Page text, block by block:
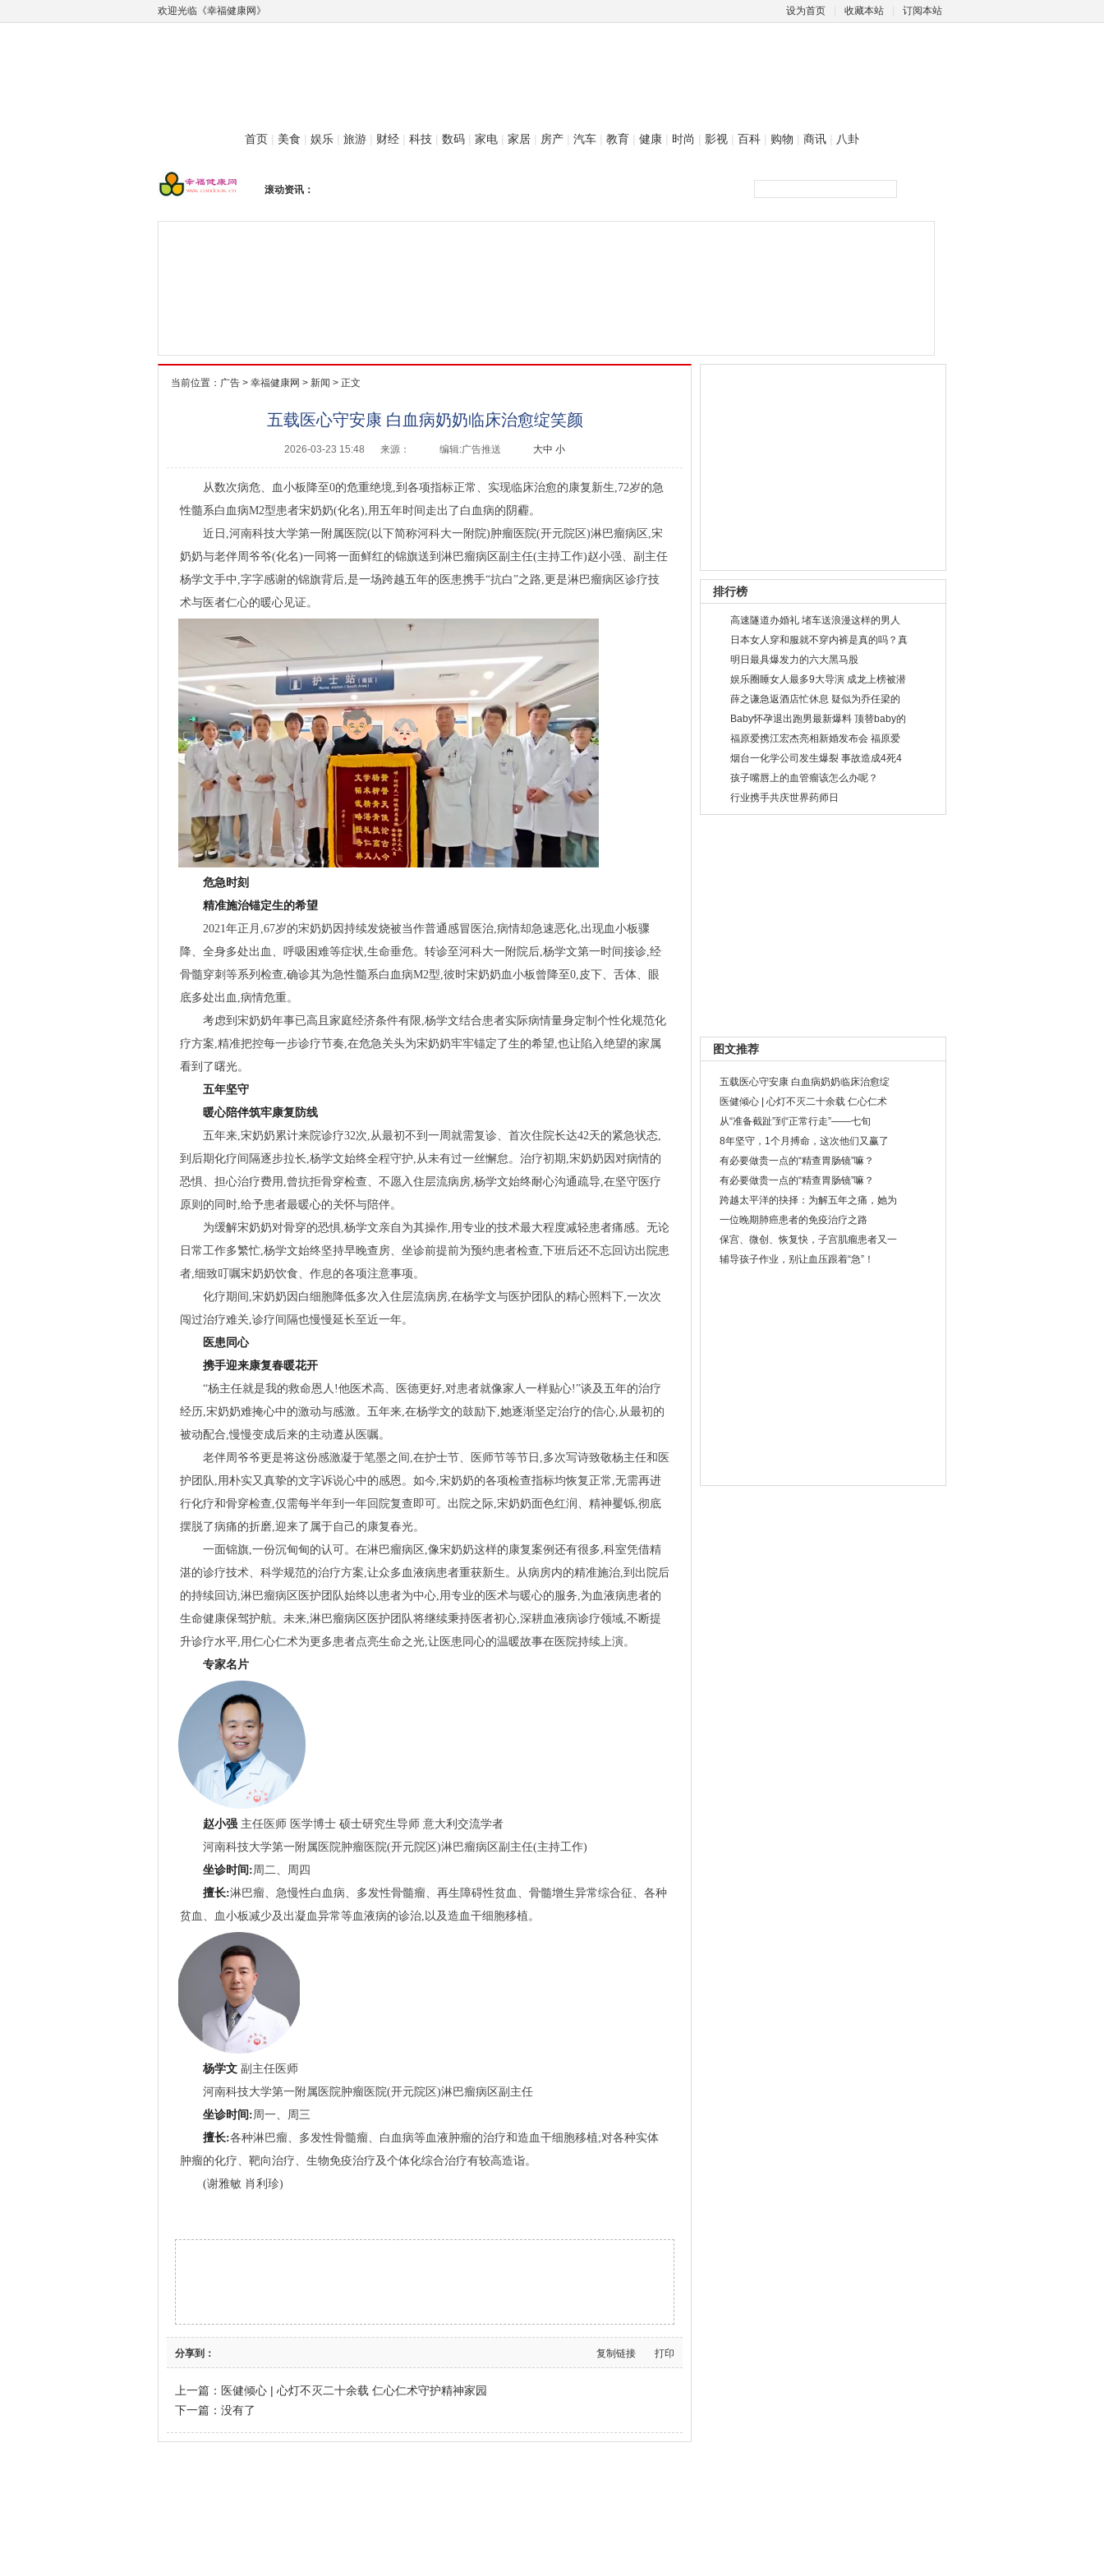
欢迎光临《幸福健康网》 设为首页 收藏本站 订阅本站
首页 | 美食 | 娱乐 | 旅游 | 财经 | 科技 | 数码 | 家电 | 家居 | 房产 | 汽车 | 教育 | 健康 | 时尚 | 影视 | 百科 | 购物 | 商讯 | 八卦
滚动资讯：
当前位置： 广告 > 幸福健康网 > 新闻 > 正文
五载医心守安康 白血病奶奶临床治愈绽笑颜
2026-03-23 15:48 来源： 编辑:广告推送 大中 小
从数次病危、血小板降至0的危重绝境,到各项指标正常、实现临床治愈的康复新生,72岁的急
性髓系白血病M2型患者宋奶奶(化名),用五年时间走出了白血病的阴霾。
近日,河南科技大学第一附属医院(以下简称河科大一附院)肿瘤医院(开元院区)淋巴瘤病区,宋
奶奶与老伴周爷爷(化名)一同将一面鲜红的锦旗送到淋巴瘤病区副主任(主持工作)赵小强、副主任
杨学文手中,字字感谢的锦旗背后,是一场跨越五年的医患携手“抗白”之路,更是淋巴瘤病区诊疗技
术与医者仁心的暖心见证。
危急时刻
精准施治锚定生的希望
2021年正月,67岁的宋奶奶因持续发烧被当作普通感冒医治,病情却急速恶化,出现血小板骤
降、全身多处出血、呼吸困难等症状,生命垂危。转诊至河科大一附院后,杨学文第一时间接诊,经
骨髓穿刺等系列检查,确诊其为急性髓系白血病M2型,彼时宋奶奶血小板曾降至0,皮下、舌体、眼
底多处出血,病情危重。
考虑到宋奶奶年事已高且家庭经济条件有限,杨学文结合患者实际病情量身定制个性化规范化
疗方案,精准把控每一步诊疗节奏,在危急关头为宋奶奶牢牢锚定了生的希望,也让陷入绝望的家属
看到了曙光。
五年坚守
暖心陪伴筑牢康复防线
五年来,宋奶奶累计来院诊疗32次,从最初不到一周就需复诊、首次住院长达42天的紧急状态,
到后期化疗间隔逐步拉长,杨学文始终全程守护,从未有过一丝懈怠。治疗初期,宋奶奶因对病情的
恐惧、担心治疗费用,曾抗拒骨穿检查、不愿入住层流病房,杨学文始终耐心沟通疏导,在坚守医疗
原则的同时,给予患者最暖心的关怀与陪伴。
为缓解宋奶奶对骨穿的恐惧,杨学文亲自为其操作,用专业的技术最大程度减轻患者痛感。无论
日常工作多繁忙,杨学文始终坚持早晚查房、坐诊前提前为预约患者检查,下班后还不忘回访出院患
者,细致叮嘱宋奶奶饮食、作息的各项注意事项。
化疗期间,宋奶奶因白细胞降低多次入住层流病房,在杨学文与医护团队的精心照料下,一次次
闯过治疗难关,诊疗间隔也慢慢延长至近一年。
医患同心
携手迎来康复春暖花开
“杨主任就是我的救命恩人!他医术高、医德更好,对患者就像家人一样贴心!”谈及五年的治疗
经历,宋奶奶难掩心中的激动与感激。五年来,在杨学文的鼓励下,她逐渐坚定治疗的信心,从最初的
被动配合,慢慢变成后来的主动遵从医嘱。
老伴周爷爷更是将这份感激凝于笔墨之间,在护士节、医师节等节日,多次写诗致敬杨主任和医
护团队,用朴实又真挚的文字诉说心中的感恩。如今,宋奶奶的各项检查指标均恢复正常,无需再进
行化疗和骨穿检查,仅需每半年到一年回院复查即可。出院之际,宋奶奶面色红润、精神矍铄,彻底
摆脱了病痛的折磨,迎来了属于自己的康复春光。
一面锦旗,一份沉甸甸的认可。在淋巴瘤病区,像宋奶奶这样的康复案例还有很多,科室凭借精
湛的诊疗技术、科学规范的治疗方案,让众多血液病患者重获新生。从病房内的精准施治,到出院后
的持续回访,淋巴瘤病区医护团队始终以患者为中心,用专业的医术与暖心的服务,为血液病患者的
生命健康保驾护航。未来,淋巴瘤病区医护团队将继续秉持医者初心,深耕血液病诊疗领域,不断提
升诊疗水平,用仁心仁术为更多患者点亮生命之光,让医患同心的温暖故事在医院持续上演。
专家名片
赵小强 主任医师 医学博士 硕士研究生导师 意大利交流学者
河南科技大学第一附属医院肿瘤医院(开元院区)淋巴瘤病区副主任(主持工作)
坐诊时间:周二、周四
擅长:淋巴瘤、急慢性白血病、多发性骨髓瘤、再生障碍性贫血、骨髓增生异常综合征、各种
贫血、血小板减少及出凝血异常等血液病的诊治,以及造血干细胞移植。
杨学文 副主任医师
河南科技大学第一附属医院肿瘤医院(开元院区)淋巴瘤病区副主任
坐诊时间:周一、周三
擅长:各种淋巴瘤、多发性骨髓瘤、白血病等血液肿瘤的治疗和造血干细胞移植;对各种实体
肿瘤的化疗、靶向治疗、生物免疫治疗及个体化综合治疗有较高造诣。
(谢雅敏 肖利珍)
分享到： 复制链接 打印
上一篇： 医健倾心 | 心灯不灭二十余载 仁心仁术守护精神家园
下一篇：没有了
排行榜
高速隧道办婚礼 堵车送浪漫这样的男人
日本女人穿和服就不穿内裤是真的吗？真
明日最具爆发力的六大黑马股
娱乐圈睡女人最多9大导演 成龙上榜被潜
薛之谦急返酒店忙休息 疑似为乔任梁的
Baby怀孕退出跑男最新爆料 顶替baby的
福原爱携江宏杰亮相新婚发布会 福原爱
烟台一化学公司发生爆裂 事故造成4死4
孩子嘴唇上的血管瘤该怎么办呢？
行业携手共庆世界药师日
图文推荐
五载医心守安康 白血病奶奶临床治愈绽
医健倾心 | 心灯不灭二十余载 仁心仁术
从“准备截趾”到“正常行走”——七旬
8年坚守，1个月搏命，这次他们又赢了
有必要做贵一点的“精查胃肠镜”嘛？
有必要做贵一点的“精查胃肠镜”嘛？
跨越太平洋的抉择：为解五年之痛，她为
一位晚期肺癌患者的免疫治疗之路
保宫、微创、恢复快，子宫肌瘤患者又一
辅导孩子作业，别让血压跟着“急”！